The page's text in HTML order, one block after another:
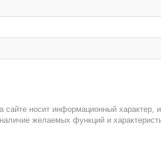
сайте носит информационный характер,
желаемых функций и